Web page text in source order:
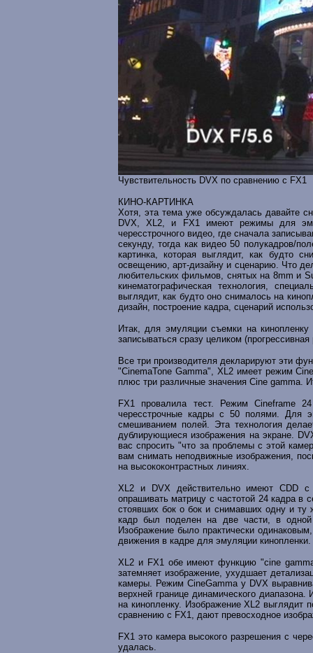
Чувствительность DVX по сравнению с FX1
КИНО-КАРТИНКА
Хотя, эта тема уже обсуждалась давайте
DVX, XL2, и FX1 имеют режимы для
чересстрочного видео, где сначала
секунду, тогда как видео 50 полукадров/
картинка, которая выглядит, как будто
освещению, арт-дизайну и сценарию. Что
любительских фильмов, снятых на 8mm и
кинематографическая технология,
выглядит, как будто оно снималось на
дизайн, построение кадра, сценарий
Итак, для эмуляции съемки на
записываться сразу целиком
Все три производителя декларируют эти
"CinemaTone Gamma", XL2 имеет режим
плюс три различные значения Cine gamma.
FX1 провалила тест. Режим Cineframe
чересстрочные кадры с 50 полями. Для
смешиванием полей. Эта технология
дублирующиеся изображения на экране.
вас спросить "что за проблемы с этой
вам снимать неподвижные изображения,
на высококонтрастных линиях.
XL2 и DVX действительно имеют CDD с
опрашивать матрицу с частотой 24 кадра в
стоявших бок о бок и снимавших одну и ту
кадр был поделен на две части, в
Изображение было практически
движения в кадре для эмуляции
XL2 и FX1 обе имеют функцию "cine
затемняет изображение, ухудшает
камеры. Режим CineGamma у DVX
верхней границе динамического
на кинопленку. Изображение XL2 выглядит
сравнению с FX1, дают превосходное
FX1 это камера высокого разрешения с
удалась.